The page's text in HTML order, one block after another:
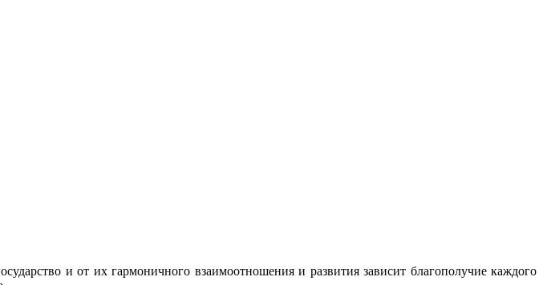
и от их гармоничного взаимоотношения и развития зависит благополучие каждого